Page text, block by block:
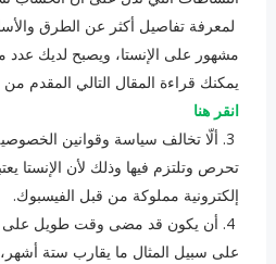
لمعرفة تفاصيل أكثر عن الطرق
مشهور على الإنستا، ويصبح لديك
يمكنك قراءة المقال التالي المقدم من
انقر هنا
3. ألّا تخالف سياسة وقوانين
تحرص وتلتزم فيها وذلك لأن الإنستا
إلكترونية مملوكة من قبل الفيسبوك.
‏4. أن يكون قد مضى وقت طويل على
على سبيل المثال ما يقارب ستة